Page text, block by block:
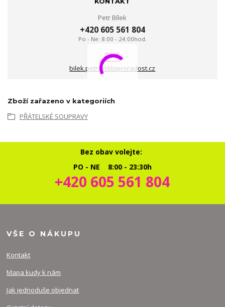
Petr Bílek
+420 605 561 804
Po - Ne: 8:00 - 24:00hod.
bilek.petr@skloproradost.cz
Zboží zařazeno v kategoriích
PŘÁTELSKÉ SOUPRAVY
Bez obav volejte:
PO - NE 8:00 - 23:30h
+420 605 561 804
VŠE O NÁKUPU
Kontakt
Mapa kudy k nám
Jak jednoduše objednat